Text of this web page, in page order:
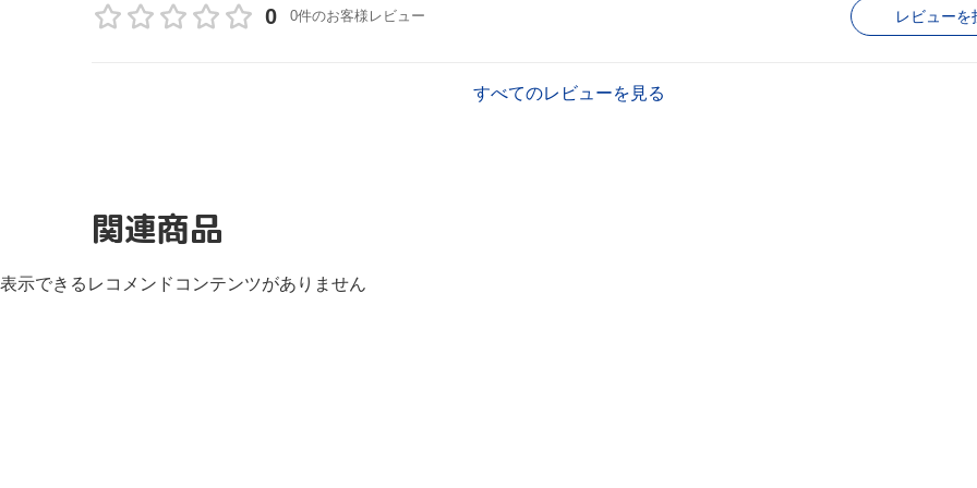
0 0件のお客様レビュー レビューを
すべてのレビューを見る
関連商品
表示できるレコメンドコンテンツがありません